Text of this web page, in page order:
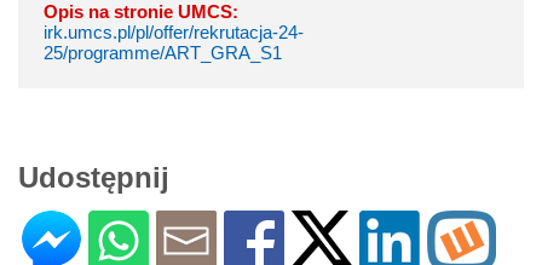
Opis na stronie UMCS:
irk.umcs.pl/pl/offer/rekrutacja-24-
25/programme/ART_GRA_S1
Udostępnij